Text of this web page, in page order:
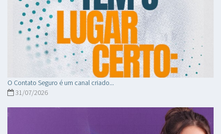
O Contato Seguro é um canal criado...
31/07/2026